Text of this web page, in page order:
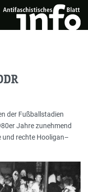
der Fußballstadien
Jahre zunehmend
und rechte Hooligan–